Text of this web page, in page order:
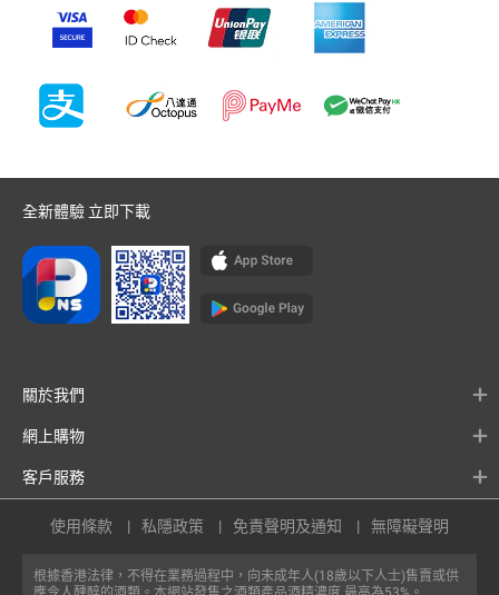
全新體驗 立即下載
關於我們
網上購物
客戶服務
根據香港法律，不得在業務過程中，向未成年人(18歲以下人士)售賣或供
使用條款 私隱政策 免責聲明及通知 無障礙聲明